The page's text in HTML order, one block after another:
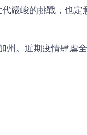
嚴峻的挑戰，也
州。近期疫情肆虐